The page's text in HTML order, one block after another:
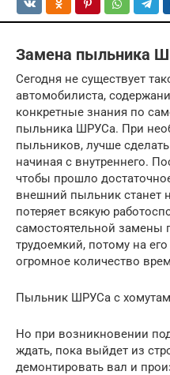
Замена пыльника
Сегодня не существует
автомобилиста,
конкретные знания по
пыльника ШРУСа. При
пыльников, лучше
начиная с внутреннего.
чтобы прошло
внешний пыльник станет
потеряет всякую
самостоятельной замены
трудоемкий, потому на
огромное количество
Пыльник ШРУСа с
Но при возникновении
ждать, пока выйдет из
демонтировать вал и